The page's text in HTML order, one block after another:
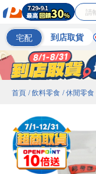
宅配 到店取貨
首頁 / 飲料零食 / 休閒零食